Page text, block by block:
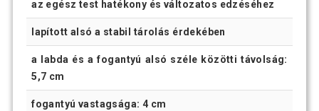
az egész test hatékony és változatos edzéséhez
lapított alsó a stabil tárolás érdekében
a labda és a fogantyú alsó széle közötti távolság:
5,7 cm
fogantyú vastagsága: 4 cm